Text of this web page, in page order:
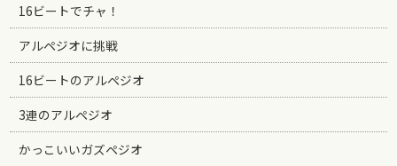
16ビートでチャ！
アルペジオに挑戦
16ビートのアルペジオ
3連のアルペジオ
かっこいいガズペジオ